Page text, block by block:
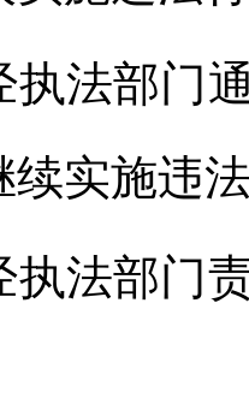
部门通
续实施违
部门责